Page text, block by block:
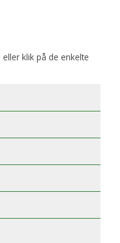
klik på de enkelte